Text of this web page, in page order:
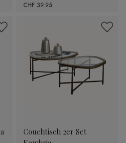
CHF 39.95
Couchtisch 2er Set